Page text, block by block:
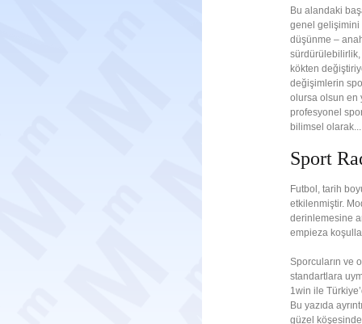
Bu alandaki
genel gelişimini
düşünme –
sürdürülebilirlik,
kökten
değişimlerin
olursa olsun en
profesyonel
bilimsel olarak...
Sport
Futbol, tarih
etkilenmiştir.
derinlemesine
empieza
Sporcuların ve
standartlara
1win ile
Bu yazıda
güzel